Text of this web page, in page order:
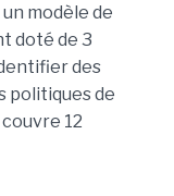
modèle de
doté de 3
des
politiques de
couvre 12